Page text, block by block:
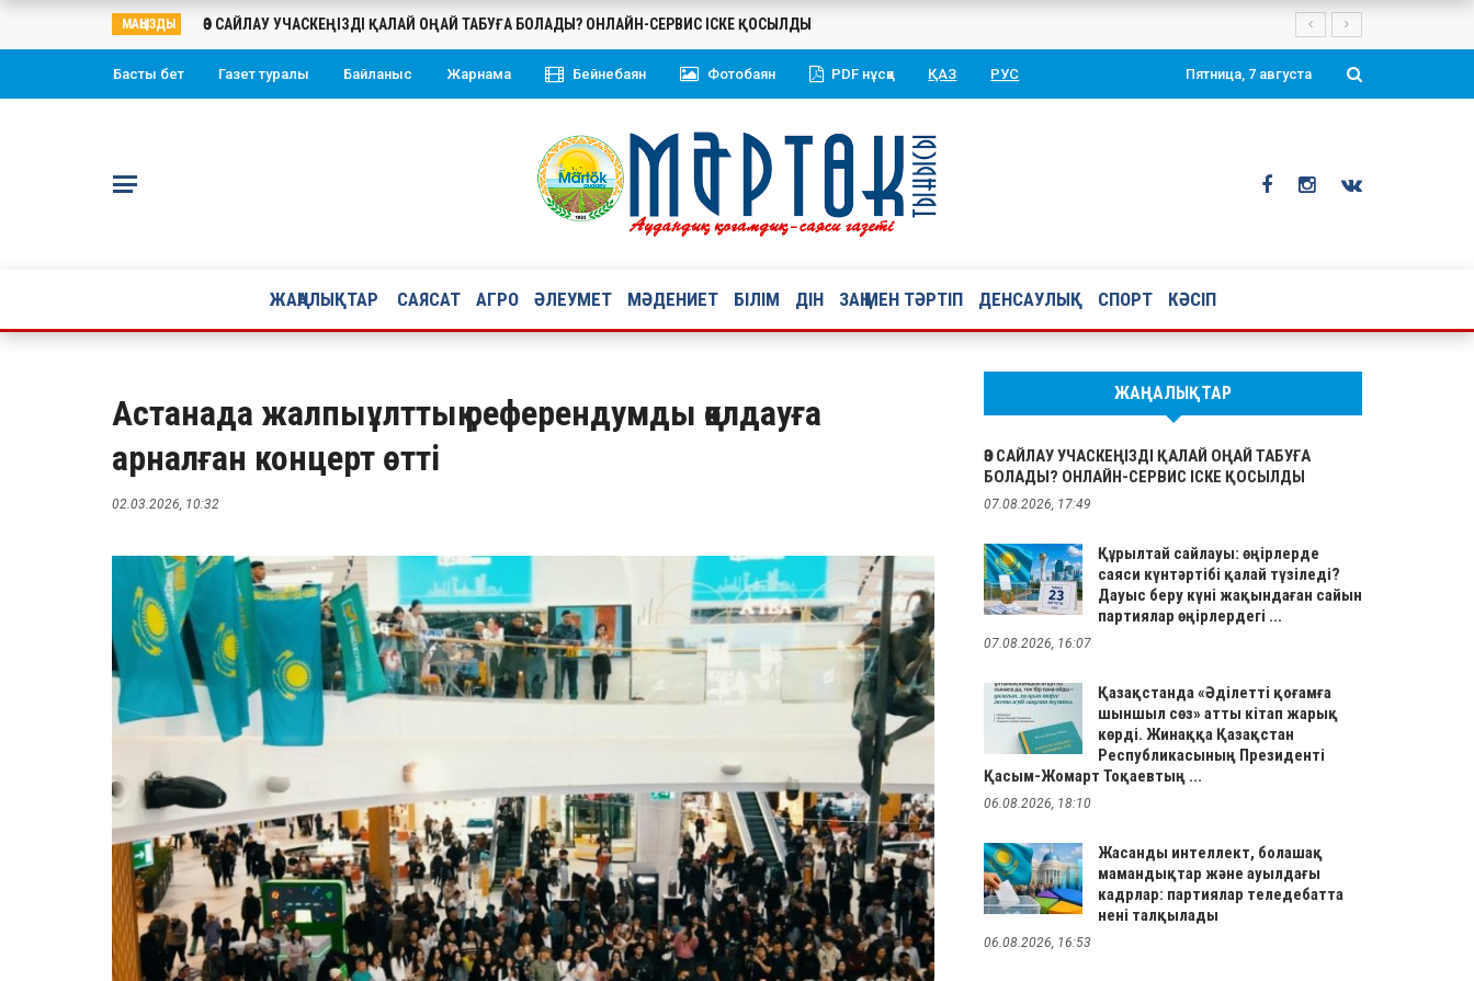
МАҢЫЗДЫ ӨЗ САЙЛАУ УЧАСКЕҢІЗДІ ҚАЛАЙ ОҢАЙ ТАБУҒА БОЛАДЫ? ОНЛАЙН-СЕРВИС ІСКЕ ҚОСЫЛДЫ
Басты бет Газет туралы Байланыс Жарнама Бейнебаян Фотобаян PDF нұсқа ҚАЗ РУС Пятница, 7 августа
ЖАҢАЛЫҚТАР САЯСАТ АГРО ӘЛЕУМЕТ МӘДЕНИЕТ БІЛІМ ДІН ЗАҢ МЕН ТӘРТІП ДЕНСАУЛЫҚ СПОРТ КӘСІП
Астанада жалпыұлттық референдумды қолдауға
арналған концерт өтті
02.03.2026, 10:32
ЖАҢАЛЫҚТАР
ӨЗ САЙЛАУ УЧАСКЕҢІЗДІ ҚАЛАЙ ОҢАЙ ТАБУҒА
БОЛАДЫ? ОНЛАЙН-СЕРВИС ІСКЕ ҚОСЫЛДЫ
07.08.2026, 17:49
Құрылтай сайлауы: өңірлерде
саяси күнтәртібі қалай түзіледі?
Дауыс беру күні жақындаған сайын
партиялар өңірлердегі ...
07.08.2026, 16:07
Қазақстанда «Әділетті қоғамға
шыншыл сөз» атты кітап жарық
көрді. Жинаққа Қазақстан
Республикасының Президенті
Қасым-Жомарт Тоқаевтың ...
06.08.2026, 18:10
Жасанды интеллект, болашақ
мамандықтар және ауылдағы
кадрлар: партиялар теледебатта
нені талқылады
06.08.2026, 16:53